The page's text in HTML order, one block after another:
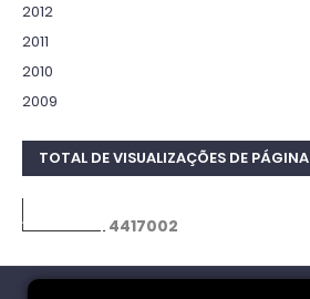
2012
2011
2010
2009
TOTAL DE VISUALIZAÇÕES DE PÁGINA
4417002